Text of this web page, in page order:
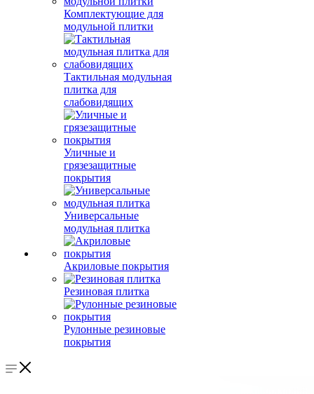
Комплектующие для
модульной плитки
Тактильная модульная
плитка для
слабовидящих
Уличные и
грязезащитные
покрытия
Универсальные
модульная плитка
Акриловые покрытия
Резиновая плитка
Рулонные резиновые
покрытия